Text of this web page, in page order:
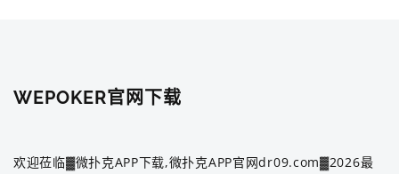
WEPOKER官网下载
欢迎莅临▓微扑克APP下载,微扑克APP官网dr09.com▓2026最